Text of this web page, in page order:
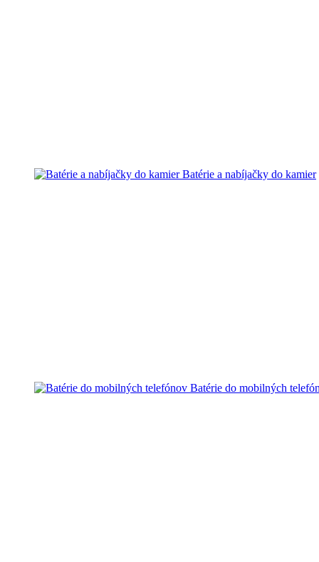
Batérie a nabíjačky do kamier
Batérie do mobilných